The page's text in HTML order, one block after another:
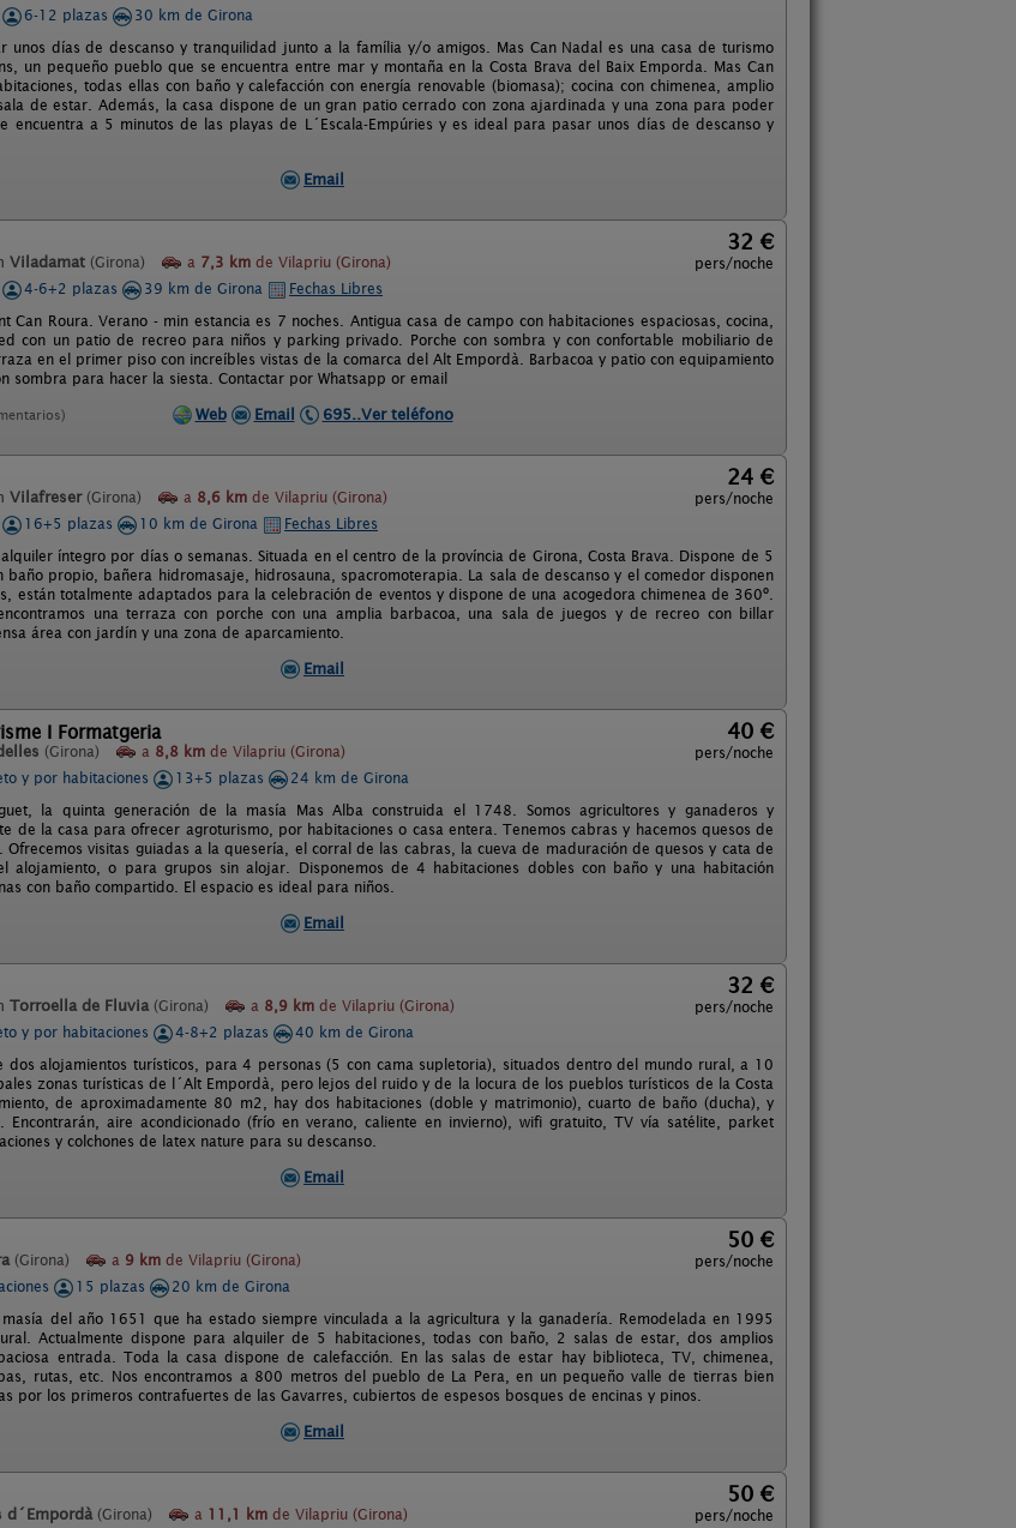
6-12 plazas
30 km de Girona
unos días de descanso y tranquilidad junto a la família y/o amigos. Mas Can Nadal es una casa de turismo
un pequeño pueblo que se encuentra entre mar y montaña en la Costa Brava del Baix Emporda. Mas Can
todas ellas con baño y calefacción con energía renovable (biomasa); cocina con chimenea, amplio
de estar. Además, la casa dispone de un gran patio cerrado con zona ajardinada y una zona para poder
encuentra a 5 minutos de las playas de L´Escala-Empúries y es ideal para pasar unos días de descanso y
Email
Viladamat (Girona) a 7,3 km de Vilapriu (Girona)
32 €
pers/noche
4-6+2 plazas 39 km de Girona
Fechas Libres
Can Roura. Verano - min estancia es 7 noches. Antigua casa de campo con habitaciones espaciosas, cocina,
con un patio de recreo para niños y parking privado. Porche con sombra y con confortable mobiliario de
en el primer piso con increíbles vistas de la comarca del Alt Empordà. Barbacoa y patio con equipamiento
sombra para hacer la siesta. Contactar por Whatsapp or email
Web Email 695..Ver teléfono
Vilafreser (Girona) a 8,6 km de Vilapriu (Girona)
24 €
pers/noche
16+5 plazas 10 km de Girona
Fechas Libres
íntegro por días o semanas. Situada en el centro de la província de Girona, Costa Brava. Dispone de 5
baño propio, bañera hidromasaje, hidrosauna, spacromoterapia. La sala de descanso y el comedor disponen
están totalmente adaptados para la celebración de eventos y dispone de una acogedora chimenea de 360º.
una terraza con porche con una amplia barbacoa, una sala de juegos y de recreo con billar
área con jardín y una zona de aparcamiento.
Email
I Formatgeria
(Girona) a 8,8 km de Vilapriu (Girona)
40 €
pers/noche
y por habitaciones
13+5 plazas
24 km de Girona
la quinta generación de la masía Mas Alba construida el 1748. Somos agricultores y ganaderos y
de la casa para ofrecer agroturismo, por habitaciones o casa entera. Tenemos cabras y hacemos quesos de
Ofrecemos visitas guiadas a la quesería, el corral de las cabras, la cueva de maduración de quesos y cata de
alojamiento, o para grupos sin alojar. Disponemos de 4 habitaciones dobles con baño y una habitación
con baño compartido. El espacio es ideal para niños.
Email
Torroella de Fluvia (Girona) a 8,9 km de Vilapriu (Girona)
32 €
pers/noche
y por habitaciones
4-8+2 plazas
40 km de Girona
dos alojamientos turísticos, para 4 personas (5 con cama supletoria), situados dentro del mundo rural, a 10
zonas turísticas de l´Alt Empordà, pero lejos del ruido y de la locura de los pueblos turísticos de la Costa
de aproximadamente 80 m2, hay dos habitaciones (doble y matrimonio), cuarto de baño (ducha), y
Encontrarán, aire acondicionado (frío en verano, caliente en invierno), wifi gratuito, TV vía satélite, parket
y colchones de latex nature para su descanso.
Email
(Girona) a 9 km de Vilapriu (Girona)
50 €
pers/noche
15 plazas
20 km de Girona
masía del año 1651 que ha estado siempre vinculada a la agricultura y la ganadería. Remodelada en 1995
Actualmente dispone para alquiler de 5 habitaciones, todas con baño, 2 salas de estar, dos amplios
entrada. Toda la casa dispone de calefacción. En las salas de estar hay biblioteca, TV, chimenea,
rutas, etc. Nos encontramos a 800 metros del pueblo de La Pera, en un pequeño valle de tierras bien
por los primeros contrafuertes de las Gavarres, cubiertos de espesos bosques de encinas y pinos.
Email
d´Empordà (Girona) a 11,1 km de Vilapriu (Girona)
50 €
pers/noche